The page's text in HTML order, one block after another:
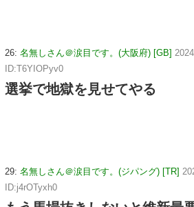
26: 名無しさん＠涙目です。(大阪府) [GB]
ID:T6YIOPyv0
選挙で地獄を見せてやる
29: 名無しさん＠涙目です。(ジパング) [TR]
ID:j4rOTyxh0